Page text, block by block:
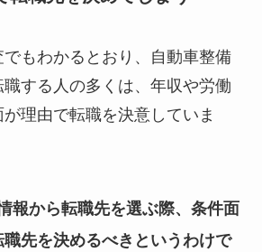
でもわかるとおり、自動車整備
する人の多くは、年収や労働
理由で転職を決意していま
報から転職先を選ぶ際、条件面
先を決めるべきというわけで